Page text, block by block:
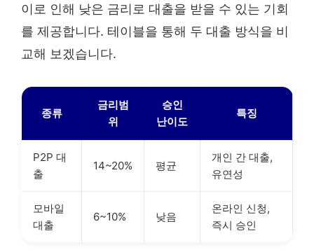
이로 인해 낮은 금리로 대출을 받을 수 있는 기회
를 제공합니다. 테이블을 통해 두 대출 방식을 비
교해 보겠습니다.
종류
금리범
위
승인
난이도
특징
P2P 대
출
14~20% 평균
개인 간 대출,
유연성
모바일
대출
6~10% 낮음
온라인 신청,
즉시 승인